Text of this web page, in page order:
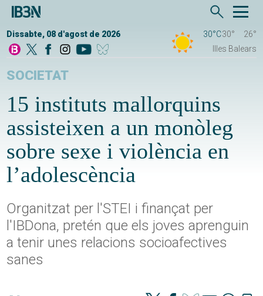
Dissabte, 08 d'agost de 2026 30°C30°
26°
Illes Balears
SOCIETAT
15 instituts mallorquins
assisteixen a un monòleg
sobre sexe i violència en
l’adolescència
Organitzat per l'STEI i finançat per
l'IBDona, pretén que els joves aprenguin
a tenir unes relacions socioafectives
sanes